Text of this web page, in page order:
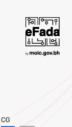
CG